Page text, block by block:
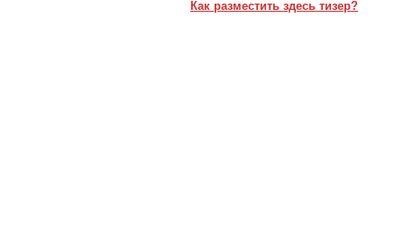
Как разместить здесь тизер?